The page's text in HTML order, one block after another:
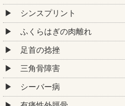
シンスプリント
ふくらはぎの肉離れ
足首の捻挫
三角骨障害
シーバー病